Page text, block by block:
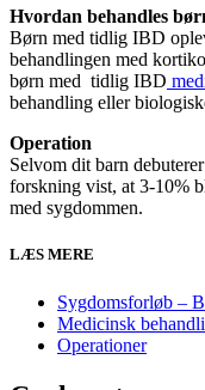
Hvordan behandles
Børn med tidlig IBD
behandlingen med
børn med tidlig IBD
behandling eller
Operation
Selvom dit barn
forskning vist, at 3-10%
med sygdommen.
LÆS MERE
Sygdomsforløb –
Medicinsk
Operationer